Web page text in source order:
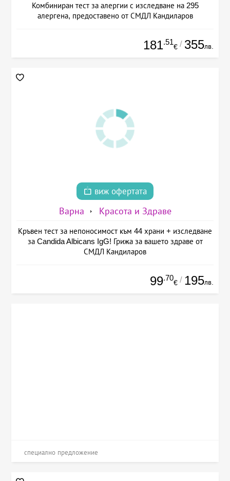
Комбиниран тест за алергии с изследване на 295
алергена, предоставено от СМДЛ Кандиларов
181.51
€ / 355лв.
виж офертата
Варна Красота и Здраве
Кръвен тест за непоносимост към 44 храни + изследване
за Candida Albicans IgG! Грижа за вашето здраве от
СМДЛ Кандиларов
99.70
€ / 195лв.
специално предложение